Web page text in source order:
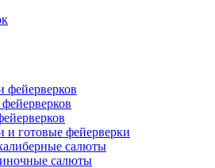
фейерверков
и готовые фейерверки
салюты
салюты